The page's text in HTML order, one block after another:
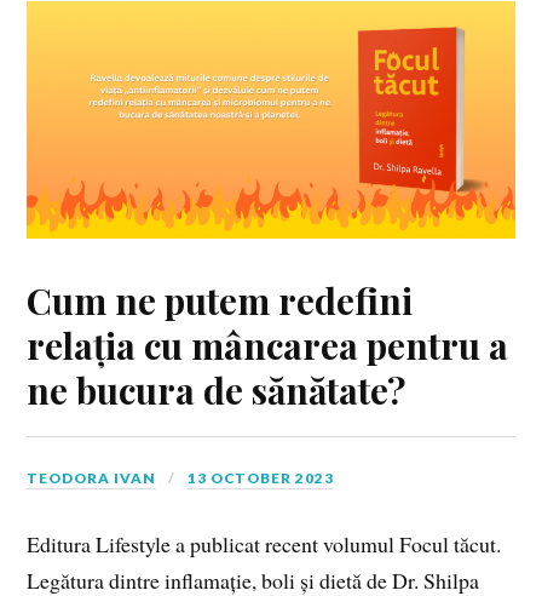
Cum ne putem redefini
relația cu mâncarea pentru a
ne bucura de sănătate?
TEODORA IVAN 13 OCTOBER 2023
Editura Lifestyle a publicat recent volumul Focul tăcut.
Legătura dintre inflamație, boli și dietă de Dr. Shilpa